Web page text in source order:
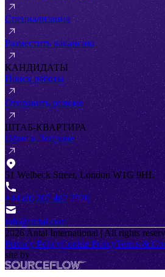
Специализация
Разместить вакансию
КАНДИДАТЫ
Поиск работы
Отправить резюме
ШТАБ-КВАРТИРА
Офис в Лондоне
51 Welbeck Street, London W1G 9HL
+44 (0) 207 467 2520
info@antal.com
2026 Antal International | All rights
Privacy PolicyCookie PolicyTerms &
site by
SourceFlow